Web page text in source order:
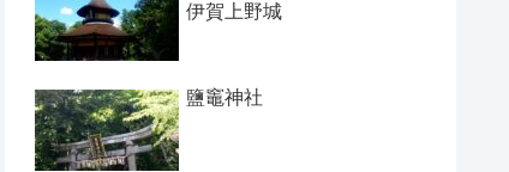
伊賀上野城
鹽竈神社